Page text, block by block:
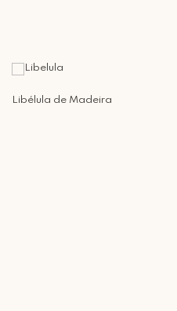
Libélula de Madeira